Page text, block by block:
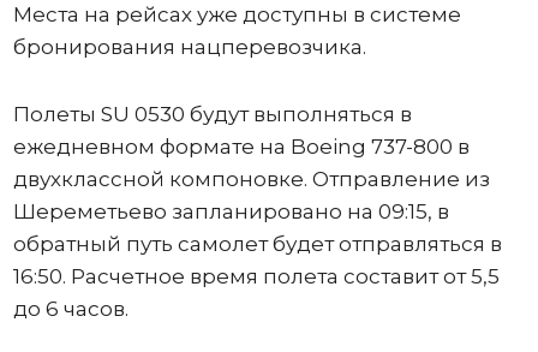
Места на рейсах уже доступны в системе
бронирования нацперевозчика.
Полеты SU 0530 будут выполняться в
ежедневном формате на Boeing 737-800 в
двухклассной компоновке. Отправление из
Шереметьево запланировано на 09:15, в
обратный путь самолет будет отправляться в
16:50. Расчетное время полета составит от 5,5
до 6 часов.